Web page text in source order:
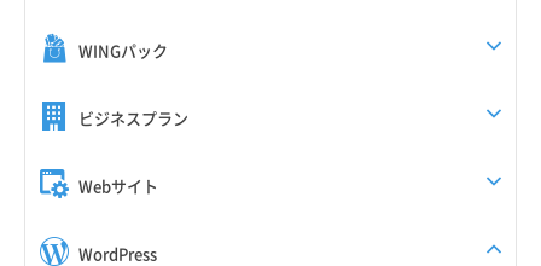
WINGパック
ビジネスプラン
Webサイト
WordPress